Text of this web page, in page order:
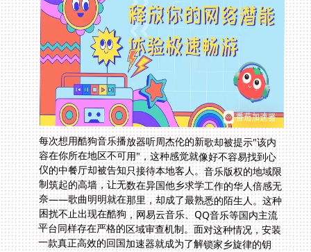
每次想用酷狗音乐播放器听周杰伦的新歌却被提示"该内
容在你所在地区不可用"，这种感觉就像好不容易找到心
仪的中餐厅却被告知只接待本地客人。音乐版权的地域限
制筑起的高墙，让无数在异国他乡求学工作的华人倍感无
奈——歌曲明明就在那里，却成了最熟悉的陌生人。这种
困扰不止出现在酷狗，网易云音乐、QQ音乐等国内主流
平台同样存在严格的区域审查机制。面对这种情况，安装
一款真正高效的回国加速器就成为了解锁家乡旋律的钥
匙。接下来就为您系统梳理海外党如何绕过这些烦人的限